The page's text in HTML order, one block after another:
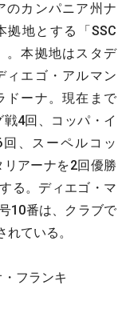
のカンパニア州ナ
拠地とする「SSC
。本拠地はスタデ
ィエゴ・アルマン
ドーナ。現在まで
戦4回、コッパ・イ
、スーペルコッ
リアーナを2回優勝
る。ディエゴ・マ
10番は、クラブで
ている。
フランキ